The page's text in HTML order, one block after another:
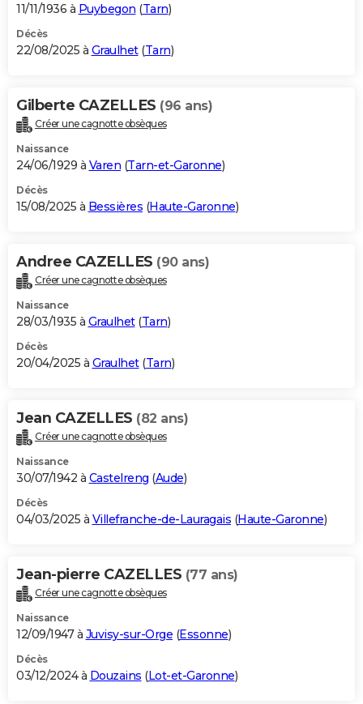
11/11/1936 à Puybegon (Tarn)
Décès
22/08/2025 à Graulhet(Tarn)
Gilberte CAZELLES (96 ans)
Créer une cagnotte obsèques
Naissance
24/06/1929 à Varen (Tarn-et-Garonne)
Décès
15/08/2025 à Bessières (Haute-Garonne)
Andree CAZELLES (90 ans)
Créer une cagnotte obsèques
Naissance
28/03/1935 à Graulhet(Tarn)
Décès
20/04/2025 à Graulhet(Tarn)
Jean CAZELLES (82 ans)
Créer une cagnotte obsèques
Naissance
30/07/1942 à Castelreng (Aude)
Décès
04/03/2025 à Villefranche-de-Lauragais (Haute-Garonne)
Jean-pierre CAZELLES (77 ans)
Créer une cagnotte obsèques
Naissance
12/09/1947 à Juvisy-sur-Orge (Essonne)
Décès
03/12/2024 à Douzains (Lot-et-Garonne)